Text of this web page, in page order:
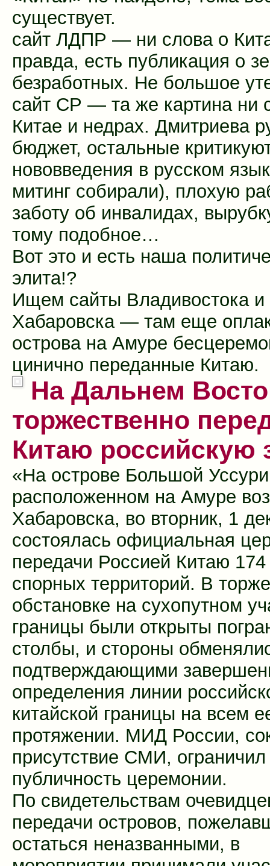
существует.
сайт ЛДПР — ни слова о
правда, есть публикация о
безработных. Не большое
сайт СР — та же картина ни
Китае и недрах. Дмитриева
бюджет, остальные
нововведения в русском
митинг собирали), плохую
заботу об инвалидах,
тому подобное…
Вот это и есть наша
элита!?
Ищем сайты Владивостока и
Хабаровска — там еще
острова на Амуре
цинично переданные Китаю.
На Дальнем
торжественно
Китаю российскую
«На острове Большой
расположенном на Амуре
Хабаровска, во вторник, 1
состоялась официальная
передачи Россией Китаю 174
спорных территорий. В
обстановке на сухопутном
границы были открыты
столбы, и стороны
подтверждающими
определения линии
китайской границы на всем
протяжении. МИД России,
присутствие СМИ, ограничил
публичность церемонии.
По свидетельствам
передачи островов,
остаться неназванными, в